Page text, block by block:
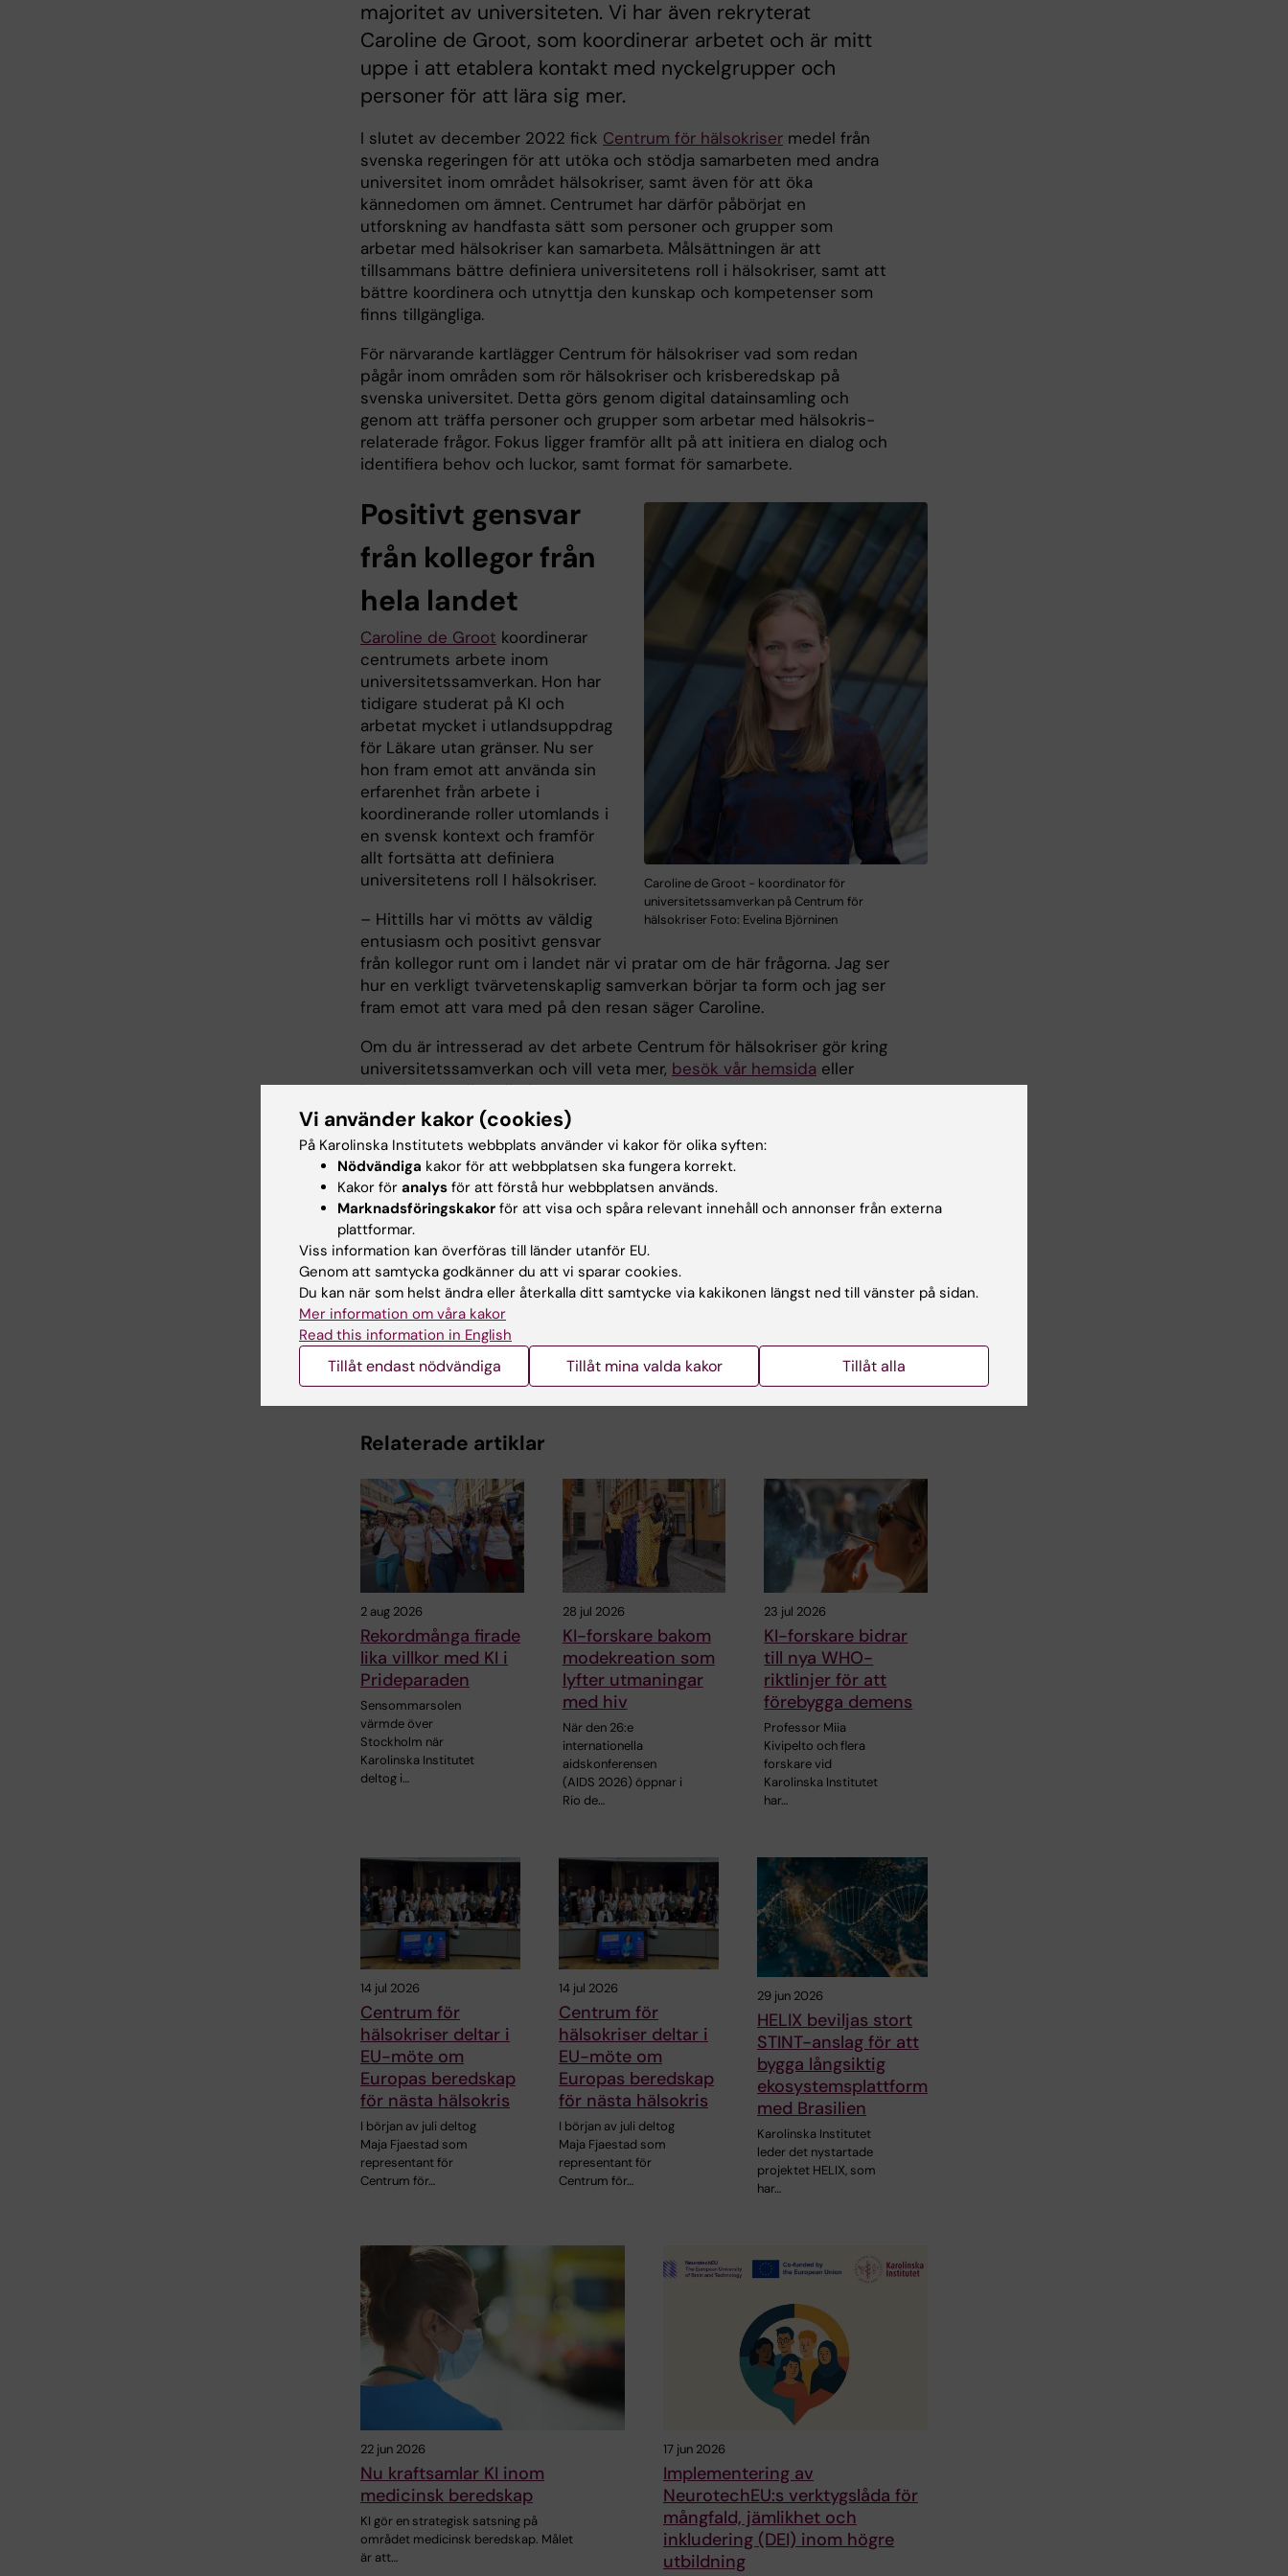
majoritet av universiteten. Vi har även rekryterat
Caroline de Groot, som koordinerar arbetet och är mitt
uppe i att etablera kontakt med nyckelgrupper och
personer för att lära sig mer.
I slutet av december 2022 fick Centrum för hälsokriser medel från
svenska regeringen för att utöka och stödja samarbeten med andra
universitet inom området hälsokriser, samt även för att öka
kännedomen om ämnet. Centrumet har därför påbörjat en
utforskning av handfasta sätt som personer och grupper som
arbetar med hälsokriser kan samarbeta. Målsättningen är att
tillsammans bättre definiera universitetens roll i hälsokriser, samt att
bättre koordinera och utnyttja den kunskap och kompetenser som
finns tillgängliga.
För närvarande kartlägger Centrum för hälsokriser vad som redan
pågår inom områden som rör hälsokriser och krisberedskap på
svenska universitet. Detta görs genom digital datainsamling och
genom att träffa personer och grupper som arbetar med hälsokris-
relaterade frågor. Fokus ligger framför allt på att initiera en dialog och
identifiera behov och luckor, samt format för samarbete.
Caroline de Groot - koordinator för
universitetssamverkan på Centrum för
hälsokriser Foto: Evelina Björninen
Positivt gensvar
från kollegor från
hela landet
Caroline de Groot koordinerar
centrumets arbete inom
universitetssamverkan. Hon har
tidigare studerat på KI och
arbetat mycket i utlandsuppdrag
för Läkare utan gränser. Nu ser
hon fram emot att använda sin
erfarenhet från arbete i
koordinerande roller utomlands i
en svensk kontext och framför
allt fortsätta att definiera
universitetens roll I hälsokriser.
– Hittills har vi mötts av väldig
entusiasm och positivt gensvar
från kollegor runt om i landet när vi pratar om de här frågorna. Jag ser
hur en verkligt tvärvetenskaplig samverkan börjar ta form och jag ser
fram emot att vara med på den resan säger Caroline.
Om du är intresserad av det arbete Centrum för hälsokriser gör kring
universitetssamverkan och vill veta mer, besök vår hemsida eller
kontakta Carolinedirekt.
Tags
Centrum för hälsokriser Samverkan
Uppdaterad av:
Åsa Svensson 2023-09-21
Åsa Svensson
Dela
Relaterade artiklar
2 aug 2026
Rekordmånga firade
lika villkor med KI i
Prideparaden
Sensommarsolen
värmde över
Stockholm när
Karolinska Institutet
deltog i…
28 jul 2026
KI-forskare bakom
modekreation som
lyfter utmaningar
med hiv
När den 26:e
internationella
aidskonferensen
(AIDS 2026) öppnar i
Rio de…
23 jul 2026
KI-forskare bidrar
till nya WHO-
riktlinjer för att
förebygga demens
Professor Miia
Kivipelto och flera
forskare vid
Karolinska Institutet
har…
14 jul 2026
Centrum för
hälsokriser deltar i
EU-möte om
Europas beredskap
för nästa hälsokris
I början av juli deltog
Maja Fjaestad som
representant för
Centrum för…
14 jul 2026
Centrum för
hälsokriser deltar i
EU-möte om
Europas beredskap
för nästa hälsokris
I början av juli deltog
Maja Fjaestad som
representant för
Centrum för…
29 jun 2026
HELIX beviljas stort
STINT-anslag för att
bygga långsiktig
ekosystemsplattform
med Brasilien
Karolinska Institutet
leder det nystartade
projektet HELIX, som
har…
22 jun 2026
Nu kraftsamlar KI inom
medicinsk beredskap
KI gör en strategisk satsning på
området medicinsk beredskap. Målet
är att…
17 jun 2026
Implementering av
NeurotechEU:s verktygslåda för
mångfald, jämlikhet och
inkludering (DEI) inom högre
utbildning
Vi använder kakor (cookies)
På Karolinska Institutets webbplats använder vi kakor för olika syften:
Nödvändiga kakor för att webbplatsen ska fungera korrekt.
Kakor för analys för att förstå hur webbplatsen används.
Marknadsföringskakor för att visa och spåra relevant innehåll och annonser från externa
plattformar.
Viss information kan överföras till länder utanför EU.
Genom att samtycka godkänner du att vi sparar cookies.
Du kan när som helst ändra eller återkalla ditt samtycke via kakikonen längst ned till vänster på sidan.
Mer information om våra kakor
Read this information in English
Tillåt endast nödvändiga Tillåt mina valda kakor Tillåt alla